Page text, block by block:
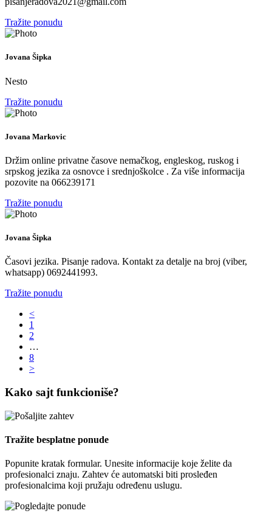
Tražite ponudu
Jovana Šipka
Nesto
Tražite ponudu
Jovana Markovic
Držim online privatne časove nemačkog, engleskog, ruskog i
srpskog jezika za osnovce i srednjoškolce . Za više informacija
pozovite na 066239171
Tražite ponudu
Jovana Šipka
Časovi jezika. Pisanje radova. Kontakt za detalje na broj (viber,
whatsapp) 0692441993.
Tražite ponudu
<
1
2
…
8
>
Kako sajt funkcioniše?
Tražite besplatne ponude
Popunite kratak formular. Unesite informacije koje želite da
profesionalci znaju. Zahtev će automatski biti prosleđen
profesionalcima koji pružaju određenu uslugu.